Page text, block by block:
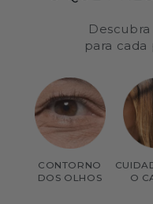
para
CONTORNO
DOS OLHOS
O